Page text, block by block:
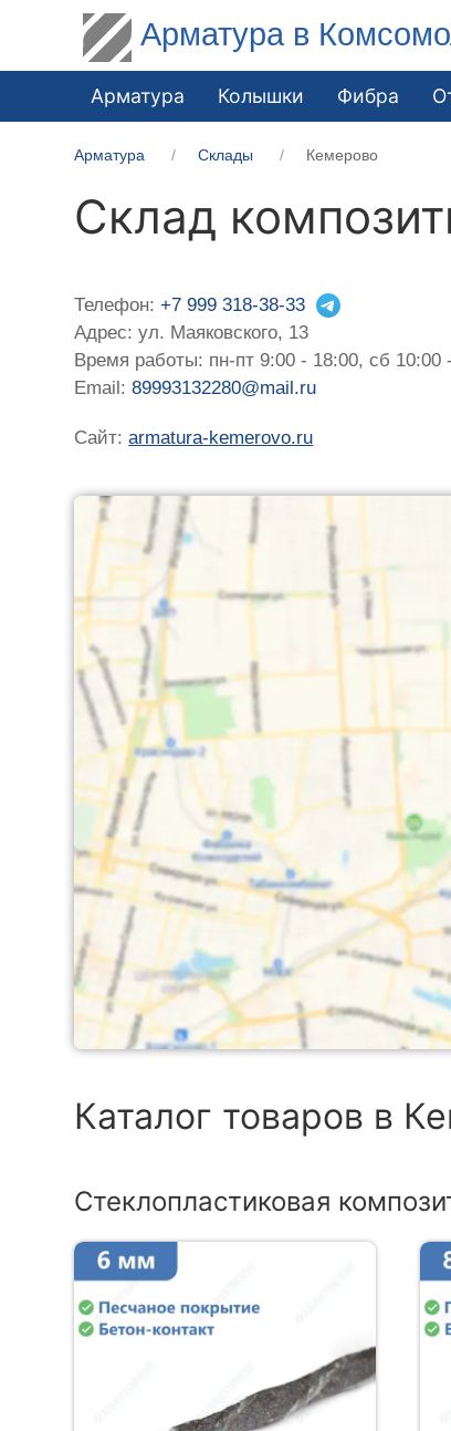
Арматура в
Арматура Колышки Фибра
Арматура Склады Кемерово
Склад
Телефон:+7 999 318-38-33
Адрес: ул. Маяковского, 13
Время работы: пн-пт 9:00 - 18:00, сб 10:00
Email:89993132280@mail.ru
Сайт:armatura-kemerovo.ru
Каталог товаров в
Стеклопластиковая